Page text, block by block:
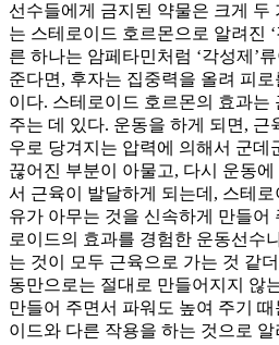
선수들에게 금지된 약물은 크게 두
는 스테로이드 호르몬으로 알려진
른 하나는 암페타민처럼 ‘각성제’
준다면, 후자는 집중력을 올려 피
이다. 스테로이드 호르몬의 효과는
주는 데 있다. 운동을 하게 되면,
우로 당겨지는 압력에 의해서 군데
끊어진 부분이 아물고, 다시 운동
서 근육이 발달하게 되는데, 스테
유가 아무는 것을 신속하게 만들어
로이드의 효과를 경험한 운동선수
는 것이 모두 근육으로 가는 것 같
동만으로는 절대로 만들어지지 않
만들어 주면서 파워도 높여 주기
이드와 다른 작용을 하는 것으로